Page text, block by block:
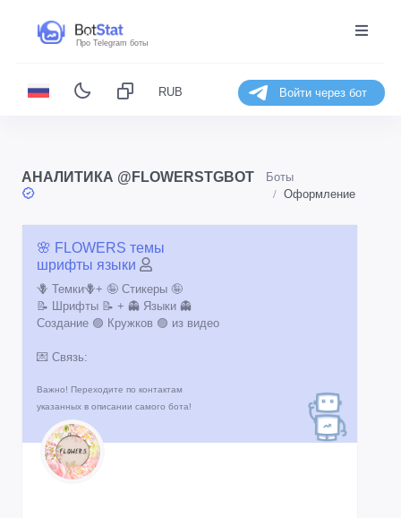
Про Telegram боты
RUB Войти через бот
АНАЛИТИКА @FLOWERSTGBOT
Боты
Оформление
🌸 FLOWERS темы
шрифты языки
🪻 Темки🪻+ 🤪 Стикеры 🤪
📝 Шрифты 📝 + 👻 Языки 👻
Создание 🟣 Кружков 🟣 из видео
💌 Связь:
Важно! Переходите по контактам
указанных в описании самого бота!